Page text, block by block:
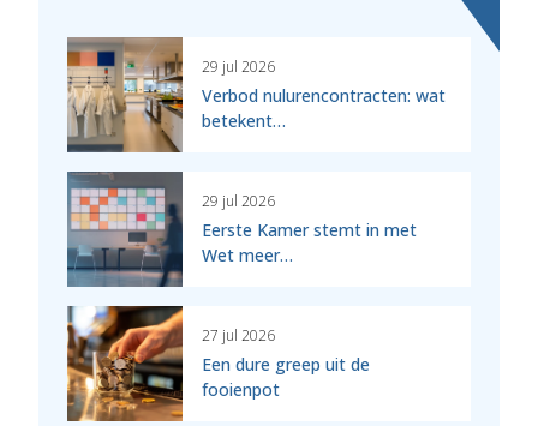
29 jul 2026
Verbod nulurencontracten: wat
betekent…
29 jul 2026
Eerste Kamer stemt in met
Wet meer…
27 jul 2026
Een dure greep uit de
fooienpot